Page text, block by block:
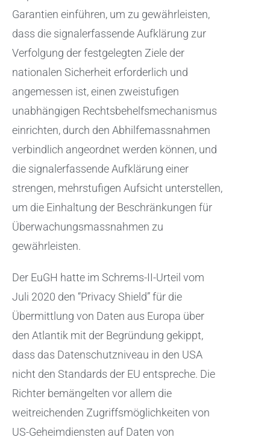
Garantien einführen, um zu gewährleisten,
dass die signalerfassende Aufklärung zur
Verfolgung der festgelegten Ziele der
nationalen Sicherheit erforderlich und
angemessen ist, einen zweistufigen
unabhängigen Rechtsbehelfsmechanismus
einrichten, durch den Abhilfemassnahmen
verbindlich angeordnet werden können, und
die signalerfassende Aufklärung einer
strengen, mehrstufigen Aufsicht unterstellen,
um die Einhaltung der Beschränkungen für
Überwachungsmassnahmen zu
gewährleisten.
Der EuGH hatte im Schrems-II-Urteil vom
Juli 2020 den “Privacy Shield” für die
Übermittlung von Daten aus Europa über
den Atlantik mit der Begründung gekippt,
dass das Datenschutzniveau in den USA
nicht den Standards der EU entspreche. Die
Richter bemängelten vor allem die
weitreichenden Zugriffsmöglichkeiten von
US-Geheimdiensten auf Daten von